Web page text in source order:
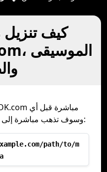
كيف
Fandom URL وسوف تذهب مباشرة إلى صفحة التنزيل:
path/to/m